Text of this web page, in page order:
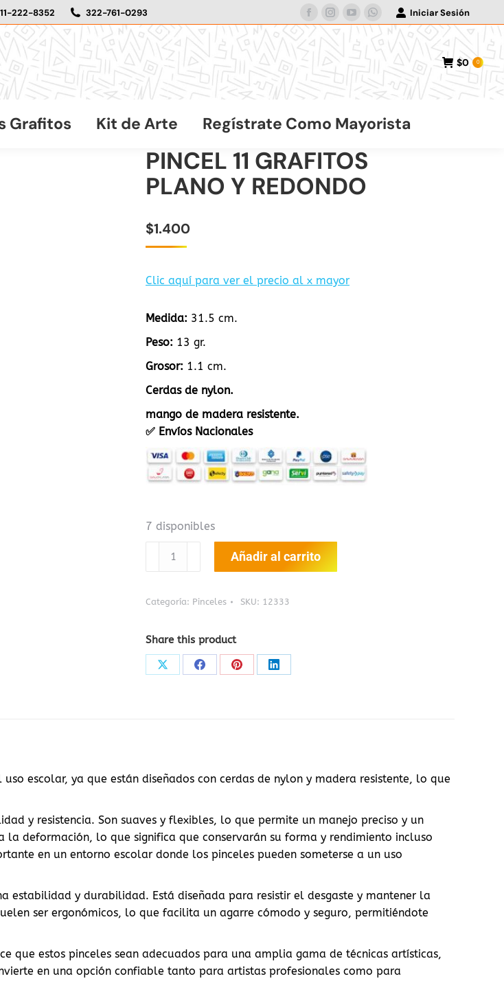
222-8352 322-761-0293
Facebook
page
opens
in
new
Instagram
page
opens
in
new
YouTube
page
opens
in
new
Whatsapp
page
opens
new
Iniciar Sesión
$0 0
Grafitos Kit de Arte Regístrate Como Mayorista
PINCEL 11 GRAFITOS
PLANO Y REDONDO
$1.400
Clic aquí para ver el precio al x mayor
Medida: 31.5 cm.
Peso: 13 gr.
Grosor: 1.1 cm.
Cerdas de nylon.
mango de madera resistente.
✅ Envíos Nacionales
7 disponibles
PINCEL
PLANO
REDONDO
cantidad
Añadir al carrito
Categoría: Pinceles SKU: 12333
Share this product
Share Share Share Share
escolar, ya que están diseñados con cerdas de nylon y madera resistente, lo que
y resistencia. Son suaves y flexibles, lo que permite un manejo preciso y un
deformación, lo que significa que conservarán su forma y rendimiento incluso
en un entorno escolar donde los pinceles pueden someterse a un uso
estabilidad y durabilidad. Está diseñada para resistir el desgaste y mantener la
ser ergonómicos, lo que facilita un agarre cómodo y seguro, permitiéndote
que estos pinceles sean adecuados para una amplia gama de técnicas artísticas,
en una opción confiable tanto para artistas profesionales como para